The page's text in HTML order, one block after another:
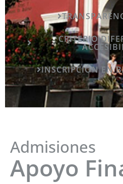
CRITERIO
INSCRIPCIÓN EN
Admisiones
Apoyo